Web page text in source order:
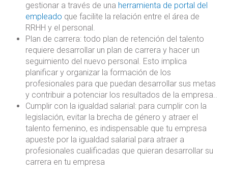
gestionar a través de una herramienta de portal del
empleado que facilite la relación entre el área de
RRHH y el personal.
Plan de carrera: todo plan de retención del talento
requiere desarrollar un plan de carrera y hacer un
seguimiento del nuevo personal. Esto implica
planificar y organizar la formación de los
profesionales para que puedan desarrollar sus metas
y contribuir a potenciar los resultados de la empresa..
Cumplir con la igualdad salarial: para cumplir con la
legislación, evitar la brecha de género y atraer el
talento femenino, es indispensable que tu empresa
apueste por la igualdad salarial para atraer a
profesionales cualificadas que quieran desarrollar su
carrera en tu empresa